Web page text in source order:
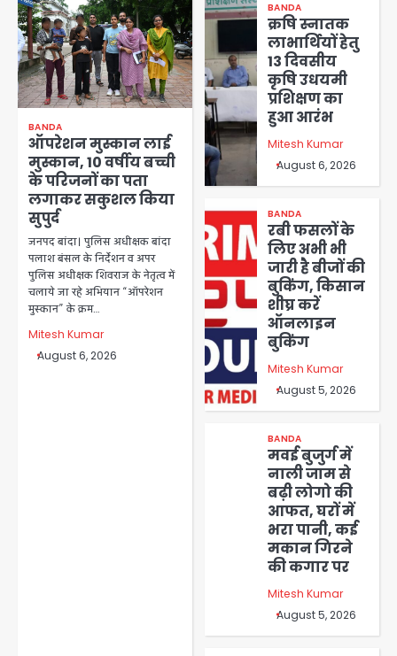
BANDA
ऑपरेशन मुस्कान लाई
मुस्कान, 10 वर्षीय बच्ची
के परिजनों का पता
लगाकर सकुशल किया
सुपुर्द
जनपद बांदा। पुलिस अधीक्षक बांदा
पलाश बंसल के निर्देशन व अपर
पुलिस अधीक्षक शिवराज के नेतृत्व में
चलाये जा रहे अभियान “ऑपरेशन
मुस्कान” के क्रम…
Mitesh Kumar
August 6, 2026
BANDA
क्रषि स्नातक
लाभार्थियों हेतु
13 दिवसीय
कृषि उधयमी
प्रशिक्षण का
हुआ आरंभ
Mitesh Kumar
August 6, 2026
BANDA
रबी फसलों के
लिए अभी भी
जारी है बीजों की
बुकिंग, किसान
शीघ्र करें
ऑनलाइन
बुकिंग
Mitesh Kumar
August 5, 2026
BANDA
मवई बुजुर्ग में
नाली जाम से
बढ़ी लोगो की
आफत, घरों में
भरा पानी, कई
मकान गिरने
की कगार पर
Mitesh Kumar
August 5, 2026